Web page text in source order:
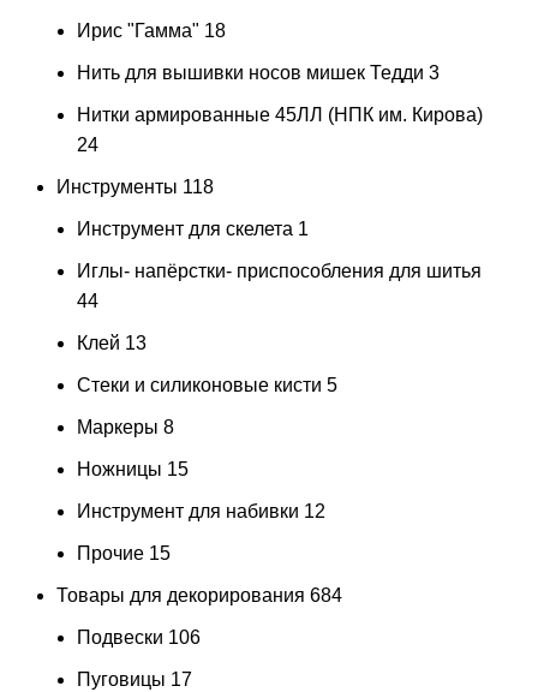
Ирис "Гамма" 18
Нить для вышивки носов мишек Тедди 3
Нитки армированные 45ЛЛ (НПК им. Кирова)
24
Инструменты 118
Инструмент для скелета 1
Иглы- напёрстки- приспособления для шитья
44
Клей 13
Стеки и силиконовые кисти 5
Маркеры 8
Ножницы 15
Инструмент для набивки 12
Прочие 15
Товары для декорирования 684
Подвески 106
Пуговицы 17